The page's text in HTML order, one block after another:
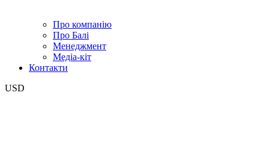
Про компанію
Про Балі
Менеджмент
Медіа-кіт
Контакти
USD